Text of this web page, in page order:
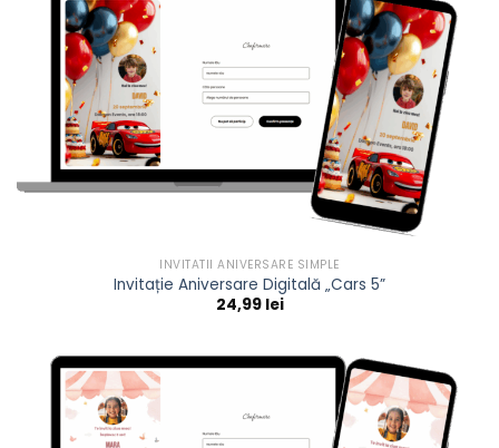
INVITATII ANIVERSARE SIMPLE
Invitație Aniversare Digitală „Cars 5”
24,99 lei